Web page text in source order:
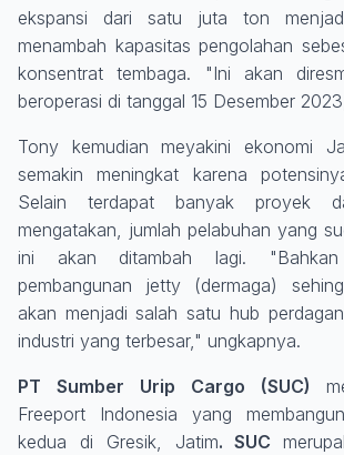
ekspansi dari satu juta ton
menambah kapasitas pengolahan
konsentrat tembaga. "Ini akan
beroperasi di tanggal 15 Desember
Tony kemudian meyakini ekonomi
semakin meningkat karena
Selain terdapat banyak proyek
mengatakan, jumlah pelabuhan yang
ini akan ditambah lagi.
pembangunan jetty (dermaga)
akan menjadi salah satu hub
industri yang terbesar," ungkapnya.
PT Sumber Urip Cargo (SUC)
Freeport Indonesia yang
kedua di Gresik, Jatim. SUC